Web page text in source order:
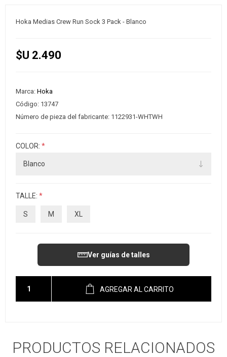
Hoka Medias Crew Run Sock 3 Pack - Blanco
$U 2.490
Marca: Hoka
Código: 13747
Número de pieza del fabricante: 1122931-WHTWH
COLOR: *
TALLE: *
S M XL
Ver guías de talles
AGREGAR AL CARRITO
PRODUCTOS RELACIONADOS